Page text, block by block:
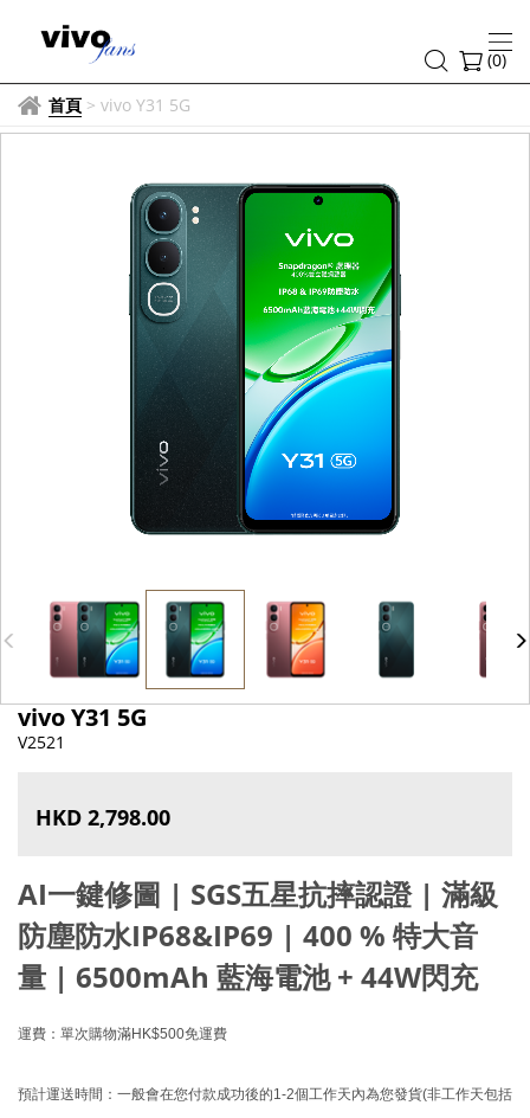
(0)
首頁 > vivo Y31 5G
vivo Y31 5G
V2521
HKD 2,798.00
AI一鍵修圖 | SGS五星抗摔認證| 滿級
防塵防水IP68&IP69 | 400 % 特大音
量 | 6500mAh 藍海電池 + 44W閃充
運費：單次購物滿HK$500免運費
預計運送時間：一般會在您付款成功後的1-2個工作天內為您發貨(非工作天包括